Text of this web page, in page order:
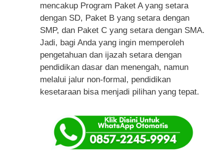
mencakup Program Paket A yang setara
dengan SD, Paket B yang setara dengan
SMP, dan Paket C yang setara dengan SMA.
Jadi, bagi Anda yang ingin memperoleh
pengetahuan dan ijazah setara dengan
pendidikan dasar dan menengah, namun
melalui jalur non-formal, pendidikan
kesetaraan bisa menjadi pilihan yang tepat.